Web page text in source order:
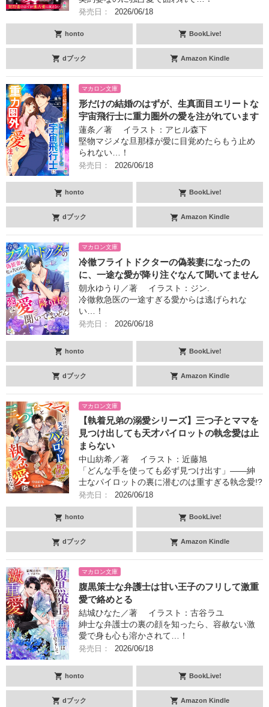
発売日： 2026/06/18
honto BookLive!
dブック Amazon Kindle
マカロン文庫
形だけの結婚のはずが、生真面目エリートな
宇宙飛行士に重力圏外の愛を注がれています
蓮条／著 イラスト：アヒル森下
堅物マジメな旦那様が愛に目覚めたらもう止め
られない…！
発売日： 2026/06/18
honto BookLive!
dブック Amazon Kindle
マカロン文庫
冷徹フライトドクターの偽装妻になったの
に、一途な愛が降り注ぐなんて聞いてません
朝永ゆうり／著 イラスト：ジン.
冷徹救急医の一途すぎる愛からは逃げられな
い…！
発売日： 2026/06/18
honto BookLive!
dブック Amazon Kindle
マカロン文庫
【執着兄弟の溺愛シリーズ】三つ子とママを
見つけ出しても天才パイロットの執念愛は止
まらない
中山紡希／著 イラスト：近藤旭
「どんな手を使っても必ず見つけ出す」――紳
士なパイロットの裏に潜むのは重すぎる執念愛!?
発売日： 2026/06/18
honto BookLive!
dブック Amazon Kindle
マカロン文庫
腹黒策士な弁護士は甘い王子のフリして激重
愛で絡めとる
結城ひなた／著 イラスト：古谷ラユ
紳士な弁護士の裏の顔を知ったら、容赦ない激
愛で身も心も溶かされて…！
発売日： 2026/06/18
honto BookLive!
dブック Amazon Kindle